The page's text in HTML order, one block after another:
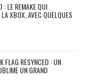
: LE REMAKE QUI
XBOX, AVEC QUELQUES
FLAG RESYNCED : UN
UN GRAND